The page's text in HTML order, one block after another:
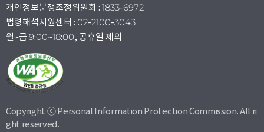
개인정보분쟁조정위원회 : 1833-6972
법령해석지원센터 : 02-2100-3043
월~금 9:00~18:00, 공휴일 제외
Copyright ⓒ Personal Information Protection Commission. All ri
ght reserved.